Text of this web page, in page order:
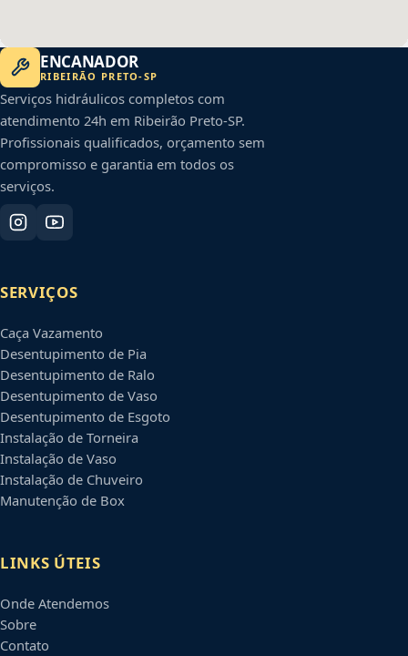
ENCANADOR
RIBEIRÃO PRETO-SP
Serviços hidráulicos completos com
atendimento 24h em Ribeirão Preto-SP.
Profissionais qualificados, orçamento sem
compromisso e garantia em todos os
serviços.
SERVIÇOS
Caça Vazamento
Desentupimento de Pia
Desentupimento de Ralo
Desentupimento de Vaso
Desentupimento de Esgoto
Instalação de Torneira
Instalação de Vaso
Instalação de Chuveiro
Manutenção de Box
LINKS ÚTEIS
Onde Atendemos
Sobre
Contato